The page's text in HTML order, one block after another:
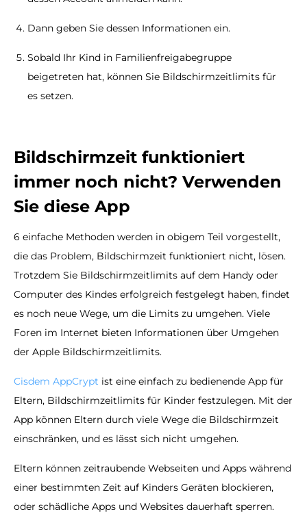
Dann geben Sie dessen Informationen ein.
Sobald Ihr Kind in Familienfreigabegruppe
beigetreten hat, können Sie Bildschirmzeitlimits für
es setzen.
Bildschirmzeit funktioniert
immer noch nicht? Verwenden
Sie diese App
6 einfache Methoden werden in obigem Teil vorgestellt,
die das Problem, Bildschirmzeit funktioniert nicht, lösen.
Trotzdem Sie Bildschirmzeitlimits auf dem Handy oder
Computer des Kindes erfolgreich festgelegt haben, findet
es noch neue Wege, um die Limits zu umgehen. Viele
Foren im Internet bieten Informationen über Umgehen
der Apple Bildschirmzeitlimits.
Cisdem AppCrypt ist eine einfach zu bedienende App für
Eltern, Bildschirmzeitlimits für Kinder festzulegen. Mit der
App können Eltern durch viele Wege die Bildschirmzeit
einschränken, und es lässt sich nicht umgehen.
Eltern können zeitraubende Webseiten und Apps während
einer bestimmten Zeit auf Kinders Geräten blockieren,
oder schädliche Apps und Websites dauerhaft sperren.